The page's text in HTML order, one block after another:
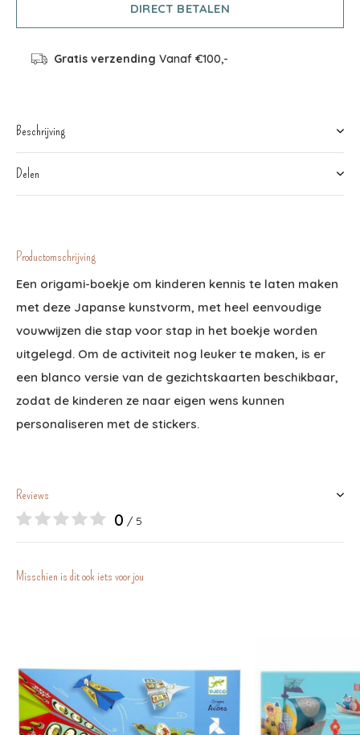
DIRECT BETALEN
Gratis verzending Vanaf €100,-
Beschrijving
Delen
Productomschrijving
Een origami-boekje om kinderen kennis te laten maken
met deze Japanse kunstvorm, met heel eenvoudige
vouwwijzen die stap voor stap in het boekje worden
uitgelegd. Om de activiteit nog leuker te maken, is er
een blanco versie van de gezichtskaarten beschikbaar,
zodat de kinderen ze naar eigen wens kunnen
personaliseren met de stickers.
Reviews
0 / 5
Misschien is dit ook iets voor jou